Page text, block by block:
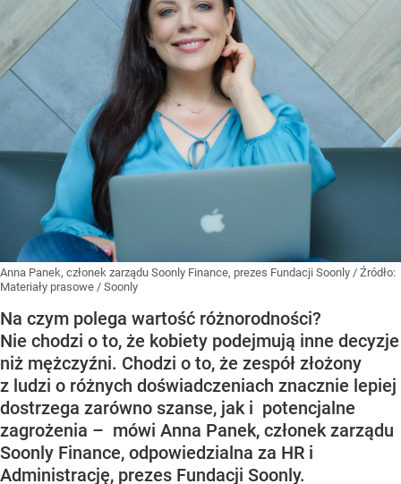
Anna Panek, członek zarządu Soonly Finance, prezes Fundacji Soonly / Źródło:
Materiały prasowe / Soonly
Na czym polega wartość różnorodności?
Nie chodzi o to, że kobiety podejmują inne decyzje
niż mężczyźni. Chodzi o to, że zespół złożony
z ludzi o różnych doświadczeniach znacznie lepiej
dostrzega zarówno szanse, jak i potencjalne
zagrożenia – mówi Anna Panek, członek zarządu
Soonly Finance, odpowiedzialna za HR i
Administrację, prezes Fundacji Soonly.